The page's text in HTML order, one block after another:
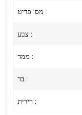
מס' פריט :
צבע :
ממד :
בד :
רירית :